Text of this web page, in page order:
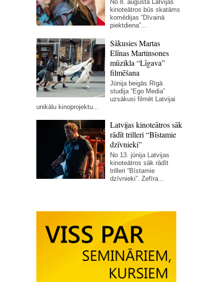
No 8. augusta Latvijas
kinoteātros būs skatāms
komēdijas “Dīvainā
piektdiena”...
Sākusies Martas
Elīnas Martinsones
mūzikla “Līgava”
filmēšana
Jūnija beigās Rīgā
studija “Ego Media”
uzsākusi filmēt Latvijai
unikālu kinoprojektu...
Latvijas kinoteātros sāk
rādīt trilleri “Bīstamie
dzīvnieki”
No 13. jūnija Latvijas
kinoteātros sāk rādīt
trilleri “Bīstamie
dzīvnieki”. Zefīra...